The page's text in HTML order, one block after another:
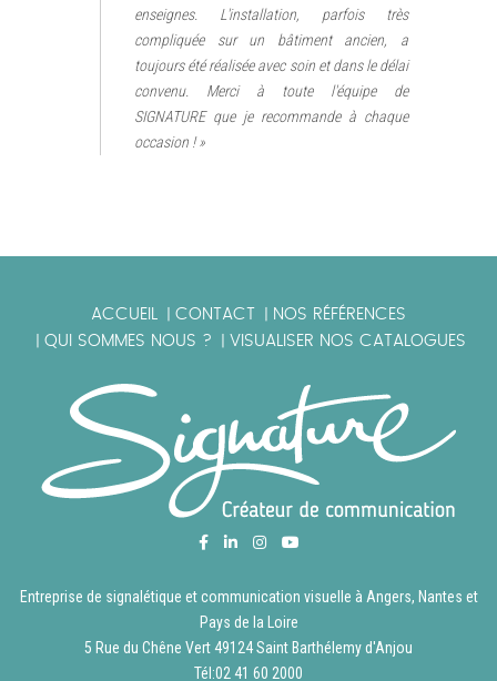
enseignes. L'installation, parfois très
compliquée sur un bâtiment ancien, a
toujours été réalisée avec soin et dans le délai
convenu. Merci à toute l'équipe de
SIGNATURE que je recommande à chaque
occasion ! »
ACCUEIL CONTACT NOS RÉFÉRENCES
QUI SOMMES NOUS ? VISUALISER NOS CATALOGUES
Entreprise de signalétique et communication visuelle à Angers, Nantes et
Pays de la Loire
5 Rue du Chêne Vert 49124 Saint Barthélemy d'Anjou
Tél:02 41 60 2000